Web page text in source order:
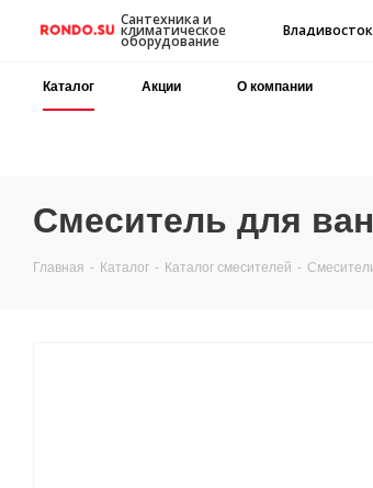
Сантехника и
климатическое
оборудование
Владивосток
Каталог Акции О компании
Смеситель для
Главная - Каталог - Каталог смесителей -